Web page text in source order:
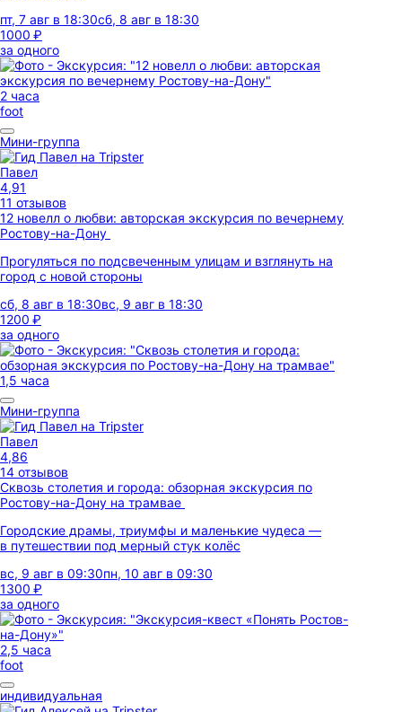
пт, 7 авг в 18:30сб, 8 авг в 18:30
1000 ₽
за одного
2 часа
foot
Мини-группа
Павел
4,91
11 отзывов
12 новелл о любви: авторская экскурсия по вечернему
Ростову-на-Дону
Прогуляться по подсвеченным улицам и взглянуть на
город с новой стороны
сб, 8 авг в 18:30вс, 9 авг в 18:30
1200 ₽
за одного
1,5 часа
Мини-группа
Павел
4,86
14 отзывов
Сквозь столетия и города: обзорная экскурсия по
Ростову-на-Дону на трамвае
Городские драмы, триумфы и маленькие чудеса —
в путешествии под мерный стук колёс
вс, 9 авг в 09:30пн, 10 авг в 09:30
1300 ₽
за одного
2,5 часа
foot
индивидуальная